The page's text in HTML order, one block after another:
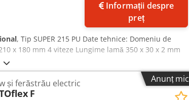
Informații despre
preț
, Tip SUPER 215 PU Date tehnice: Domeniu de
x 180 mm 4 viteze Lungime lamă 350 x 30 x 2 mm
Anunț mic
și ferăstrău electric
F